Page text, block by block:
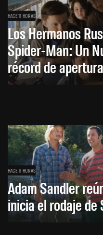
HACE 11 HORAS
Los Hermanos
Spider-Man: Un
récord de apertura
HACE 11 HORAS
Adam Sandler
inicia el rodaje de